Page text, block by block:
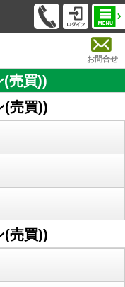
お問合せ
(売買))
(売買))
(売買))